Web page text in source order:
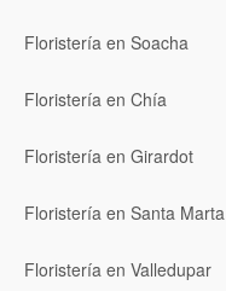
Floristería en Soacha
Floristería en Chía
Floristería en Girardot
Floristería en Santa Marta
Floristería en Valledupar